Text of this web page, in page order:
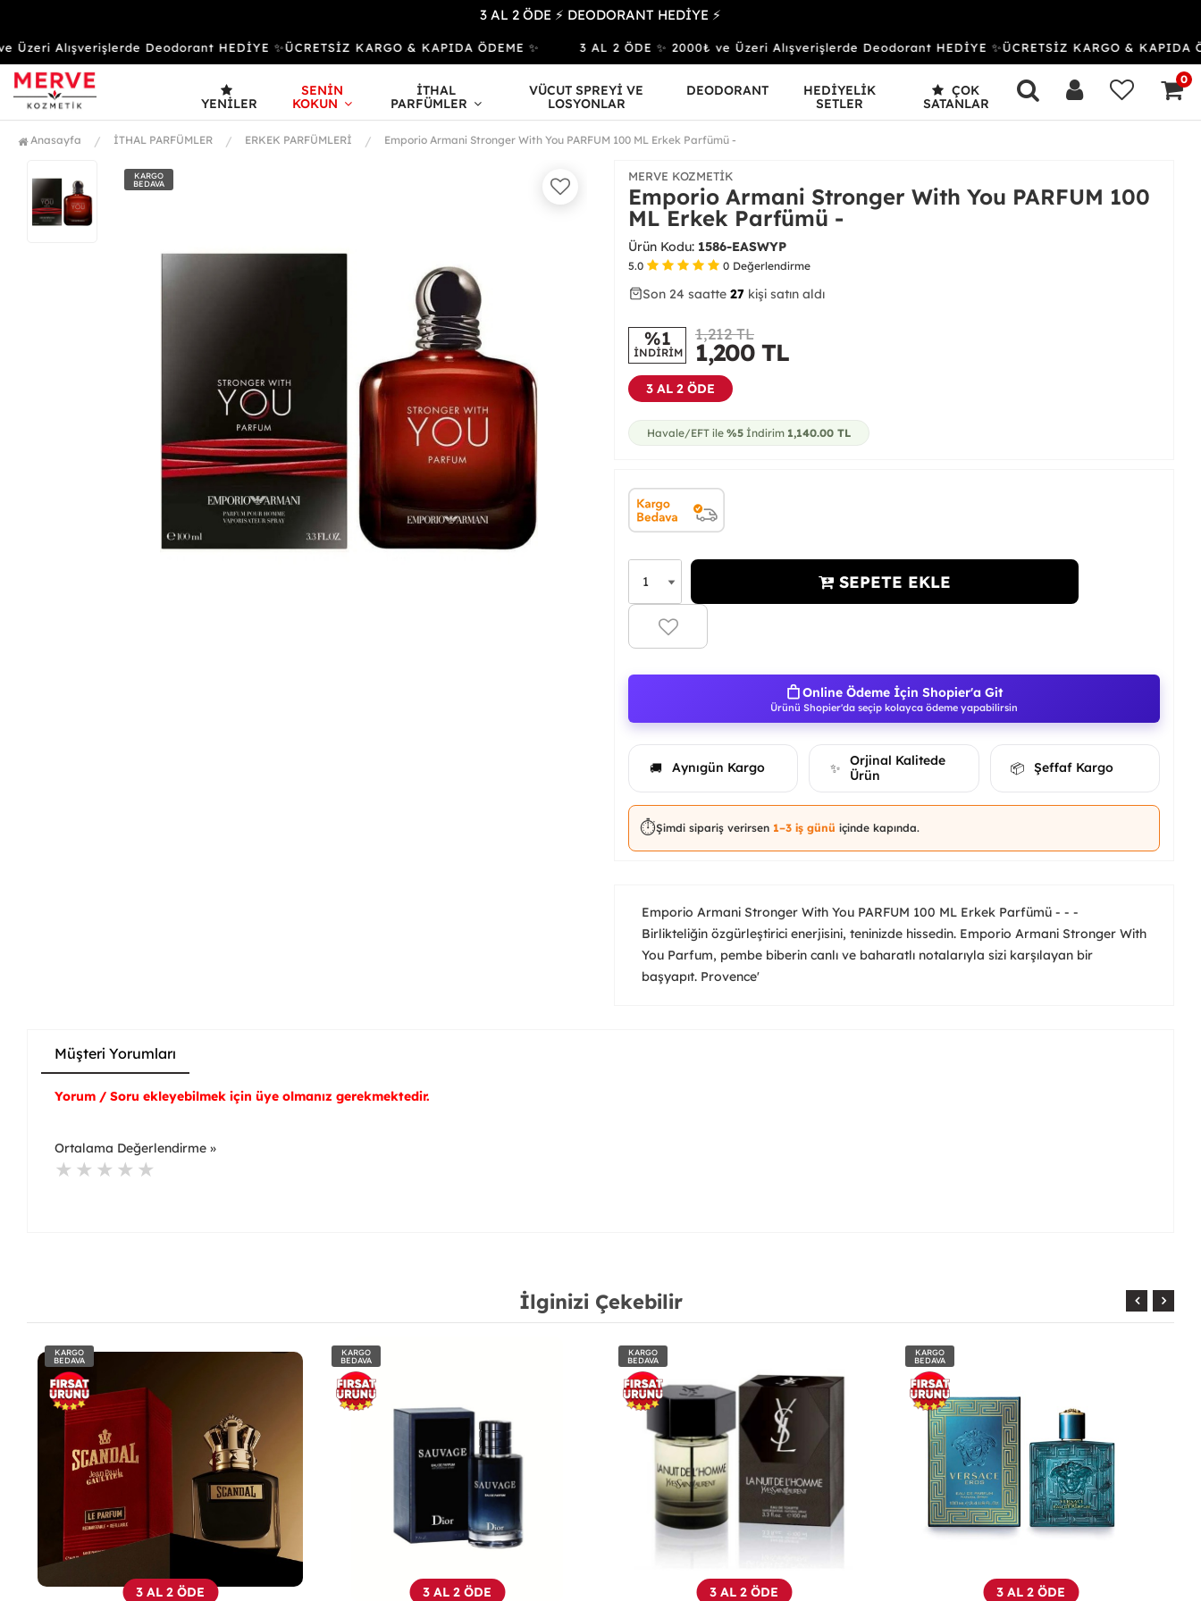
3 AL 2 ÖDE ⚡ DEODORANT HEDİYE ⚡
Alışverişlerde Deodorant HEDİYE ✨ÜCRETSİZ KARGO & KAPIDA ÖDEME ✨ 3 AL 2 ÖDE ✨ 2000₺ ve Üzeri Alışverişlerde Deodorant HEDİYE ✨ÜCRETSİZ KARGO & KAPIDA
YENILER
SENİN
KOKUN
İTHAL
PARFÜMLER
VÜCUT SPREYİ VE
LOSYONLAR
DEODORANT
HEDİYELİK
SETLER
ÇOK
SATANLAR
0
Anasayfa İTHAL PARFÜMLER ERKEK PARFÜMLERİ Emporio Armani Stronger With You PARFUM 100 ML Erkek Parfümü -
KARGO
BEDAVA
MERVE KOZMETIK
Emporio Armani Stronger With You PARFUM 100
ML Erkek Parfümü -
Ürün Kodu: 1586-EASWYP
5.0 0 Değerlendirme
31 64
Son 24 saatte 27 kişi satın aldı
%1
İNDİRİM
1,212 TL
1,200 TL
3 AL 2 ÖDE
Havale/EFT ile %5 İndirim 1,140.00 TL
SEPETE EKLE
Online Ödeme İçin Shopier'a Git
Ürünü Shopier'da seçip kolayca ödeme yapabilirsin
🚚 Aynıgün Kargo ✨
Orjinal Kalitede
Ürün
📦 Şeffaf Kargo
⏱️Şimdi sipariş verirsen 1–3 iş günü içinde kapında.
Emporio Armani Stronger With You PARFUM 100 ML Erkek Parfümü - - -
Birlikteliğin özgürleştirici enerjisini, teninizde hissedin. Emporio Armani Stronger With
You Parfum, pembe biberin canlı ve baharatlı notalarıyla sizi karşılayan bir
başyapıt. Provence'
Müşteri Yorumları
Yorum / Soru ekleyebilmek için üye olmanız gerekmektedir.
Ortalama Değerlendirme »
İlginizi Çekebilir
KARGO
BEDAVA
3 AL 2 ÖDE
KARGO
BEDAVA
3 AL 2 ÖDE
KARGO
BEDAVA
3 AL 2 ÖDE
KARGO
BEDAVA
3 AL 2 ÖDE